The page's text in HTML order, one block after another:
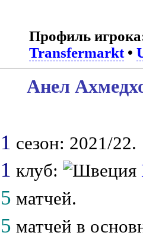
Профиль
Transfermarkt•
Анел
1 сезон: 2021/22.
1 клуб:
5 матчей.
5 матчей в